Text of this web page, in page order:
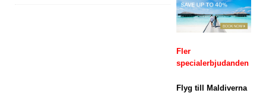
Fler
specialerbjudanden
Flyg till Maldiverna